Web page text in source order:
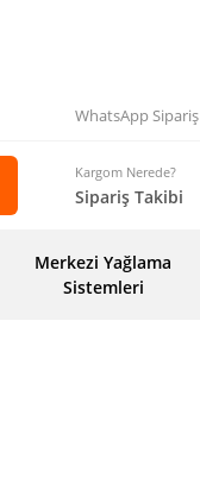
WhatsApp Sipariş
Kargom Nerede?
Sipariş Takibi
Merkezi Yağlama
Sistemleri